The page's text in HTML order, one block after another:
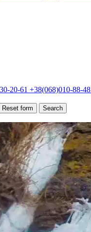
20-61 +38(068)010-88-48
Reset form Search